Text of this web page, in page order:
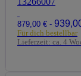
879,00 € -
Für dich bestellbar
Lieferzeit: ca. 4